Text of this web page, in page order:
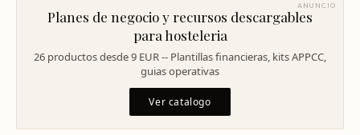
Cuánto cuesta abrir
Plan de negocio
Licencias Barcelona
ANUNCIO
Planes de negocio y recursos descargables
para hosteleria
26 productos desde 9 EUR -- Plantillas financieras, kits APPCC,
guias operativas
Ver catalogo